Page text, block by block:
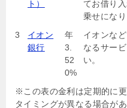
ト）
てお借り
乗せにな
3
イオン
銀行
年
3.
52
0%
イオンな
なるサー
い。
※この表の金利は定期的に
タイミングが異なる場合があ